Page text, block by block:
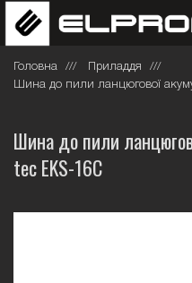
Головна
Приладдя
Шина до пили ланцюгової
Шина до пили
tec EKS-16С